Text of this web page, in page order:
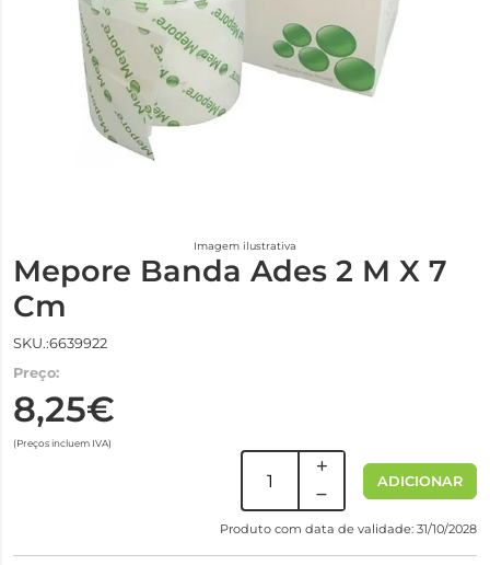
Imagem ilustrativa
Mepore Banda Ades 2 M X 7
Cm
SKU.:6639922
Preço:
8,25€
(Preços incluem IVA)
ADICIONAR
Produto com data de validade: 31/10/2028